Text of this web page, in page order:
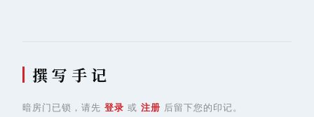
撰 写 手 记
暗房门已锁，请先 登录 或 注册 后留下您的印记。